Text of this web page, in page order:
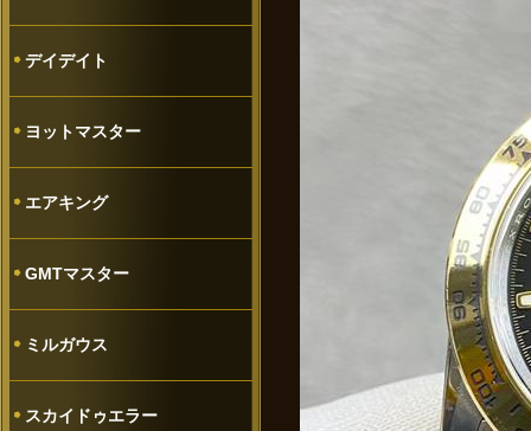
デイデイト
ヨットマスター
エアキング
GMTマスター
ミルガウス
スカイドゥエラー